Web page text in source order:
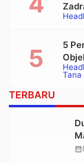
Tana
5
TERBARU
calendar_month